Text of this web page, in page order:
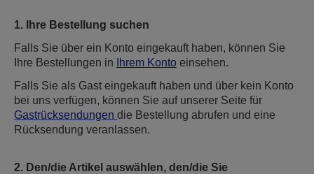
1. Ihre Bestellung suchen
Falls Sie über ein Konto eingekauft haben, können Sie
Ihre Bestellungen in
Ihrem Konto einsehen.
Falls Sie als Gast eingekauft haben und über kein Konto
bei uns verfügen, können Sie auf unserer Seite für
Gastrücksendungen die Bestellung abrufen und eine
Rücksendung veranlassen.
2. Den/die Artikel auswählen, den/die Sie